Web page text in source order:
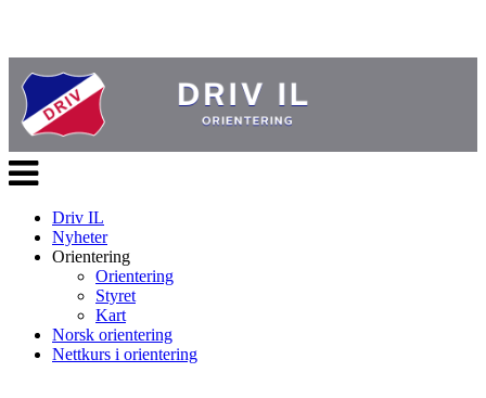
Veksle
navigasjon
Driv IL
Nyheter
Orientering
Orientering
Styret
Kart
Norsk orientering
Nettkurs i orientering